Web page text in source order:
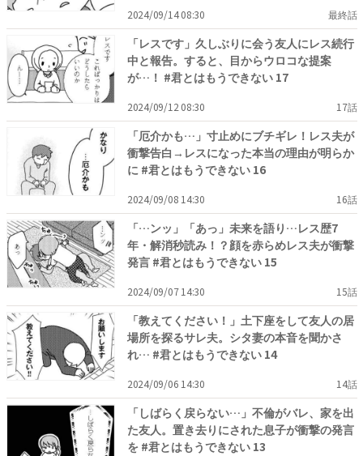
2024/09/14 08:30 最終話
「レスです」久しぶりに会う友人にレス続行
中と報告。すると、目からウロコな提案
が…！ #君とはもうできない 17
2024/09/12 08:30 17話
「厄介かも…」寸止めにブチギレ！レス夫が
衝撃告白→レスになった本当の理由が明らか
に #君とはもうできない 16
2024/09/08 14:30 16話
「…ンッ」「あっ」未来を語り…レス歴7
年・解消秒読み！？顔を赤らめレス夫が衝撃
発言 #君とはもうできない 15
2024/09/07 14:30 15話
「教えてください！」土下座をして友人の居
場所を探るサレ夫。シタ妻の本音を聞かさ
れ… #君とはもうできない 14
2024/09/06 14:30 14話
「しばらく戻らない…」不倫がバレ、家を出
た友人。置き去りにされた息子が衝撃の発言
を #君とはもうできない 13